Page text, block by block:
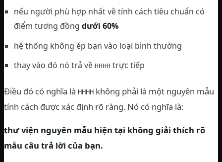
nếu người phù hợp nhất về tính cách tiêu chuẩn có
điểm tương đồng dưới 60%
hệ thống không ép bạn vào loại bình thường
thay vào đó nó trả về HHHH trực tiếp
Điều đó có nghĩa là HHHH không phải là một nguyên mẫu
tính cách được xác định rõ ràng. Nó có nghĩa là:
thư viện nguyên mẫu hiện tại không giải thích rõ
mẫu câu trả lời của bạn.